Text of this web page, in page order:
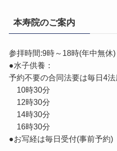
本寿院のご案内
参拝時間:9時～18時(年中無休)
●水子供養：
予約不要の合同法要は毎日4法
10時30分
12時30分
14時30分
16時30分
●お写経は毎日受付(事前予約)